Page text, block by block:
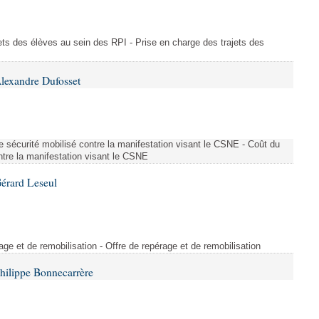
des élèves au sein des RPI - Prise en charge des trajets des
Dufosset
sécurité mobilisé contre la manifestation visant le CSNE - Coût du
la manifestation visant le CSNE
Leseul
et de remobilisation - Offre de repérage et de remobilisation
Bonnecarrère